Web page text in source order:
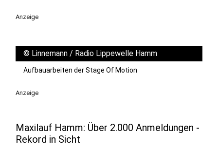
Anzeige
© Linnemann / Radio Lippewelle Hamm
Aufbauarbeiten der Stage Of Motion
Anzeige
Maxilauf Hamm: Über 2.000 Anmeldungen -
Rekord in Sicht